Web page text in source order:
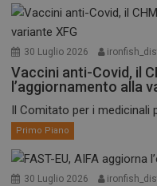
30 Luglio 2026
Vaccini anti-Covid, il
l’aggiornamento alla
Il Comitato per i medicinali
Primo Piano
30 Luglio 2026